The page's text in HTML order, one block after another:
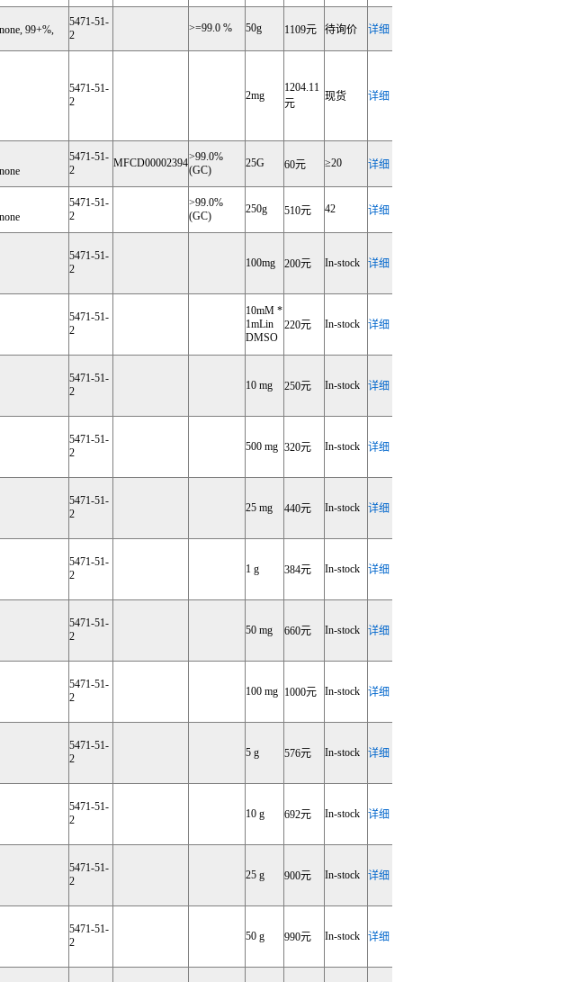
99+%,
5471-51-
2
>=99.0 % 50g 1109元 待询价 详细
5471-51-
2
2mg
1204.11
元
现货 详细
5471-51-
2
MFCD00002394>99.0%
(GC)
25G 60元 ≥20 详细
5471-51-
2
>99.0%
(GC)
250g 510元 42 详细
5471-51-
2
100mg 200元 In-stock 详细
5471-51-
2
10mM *
1mLin
DMSO
220元 In-stock 详细
5471-51-
2
10 mg 250元 In-stock 详细
5471-51-
2
500 mg 320元 In-stock 详细
5471-51-
2
25 mg 440元 In-stock 详细
5471-51-
2
1 g 384元 In-stock 详细
5471-51-
2
50 mg 660元 In-stock 详细
5471-51-
2
100 mg 1000元 In-stock 详细
5471-51-
2
5 g 576元 In-stock 详细
5471-51-
2
10 g 692元 In-stock 详细
5471-51-
2
25 g 900元 In-stock 详细
5471-51-
2
50 g 990元 In-stock 详细